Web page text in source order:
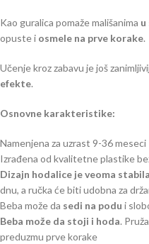
Kao guralica pomaže mališanima u
opuste i osmele na prve korake.
Učenje kroz zabavu je još
efekte.
Osnovne karakteristike:
Namenjena za uzrast 9-36 meseci
Izrađena od kvalitetne plastike
Dizajn hodalice je veoma
dnu, a ručka će biti udobna za
Beba može da sedi na podu i
Beba može da stoji i hoda.
preduzmu prve korake